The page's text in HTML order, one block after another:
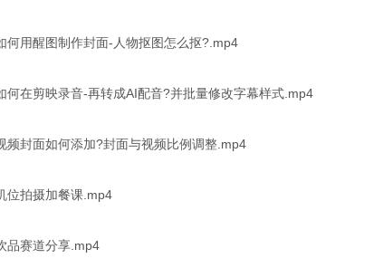
何用醒图制作封面-人物抠图怎么抠?.mp4
何在剪映录音-再转成AI配音?并批量修改字幕样式.mp4
频封面如何添加?封面与视频比例调整.mp4
位拍摄加餐课.mp4
品赛道分享.mp4